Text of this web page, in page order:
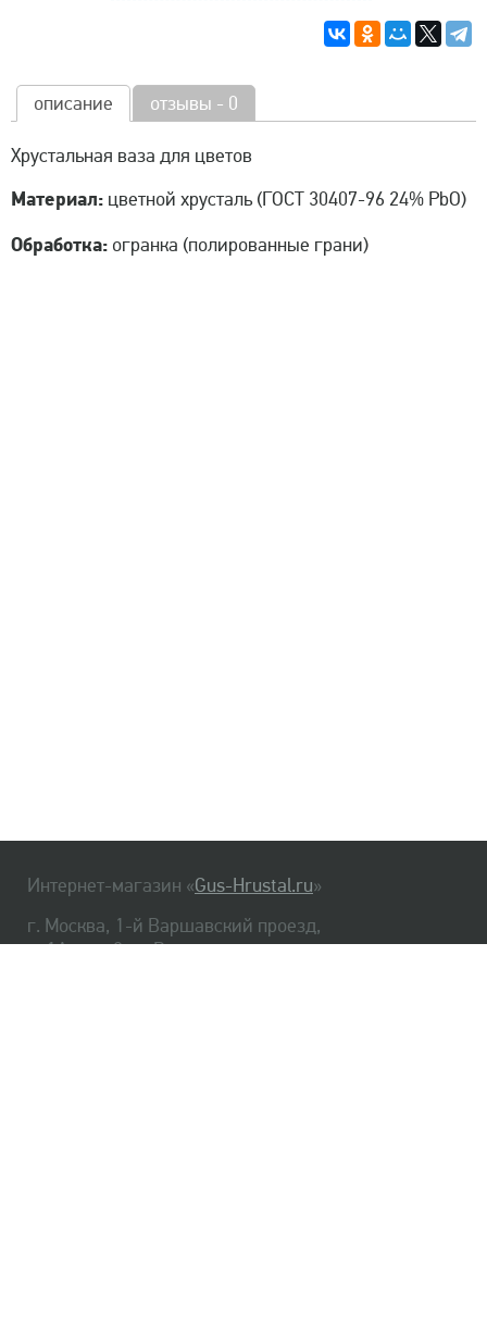
описание отзывы - 0
Хрустальная ваза для цветов
Материал: цветной хрусталь (ГОСТ 30407-96 24% PbO)
Обработка: огранка (полированные грани)
Интернет-магазин «Gus-Hrustal.ru»
г. Москва, 1-й Варшавский проезд,
д. 1А, стр. 3, м. Варшавская